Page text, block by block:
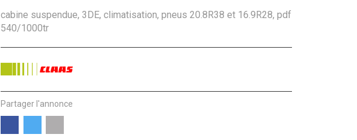
cabine suspendue, 3DE, climatisation, pneus 20.8R38 et 16.9R28, pdf
540/1000tr
Partager l'annonce